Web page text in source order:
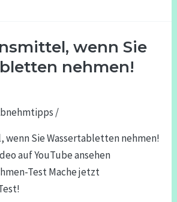
wenn Sie
nehmen!
/
wenn Sie Wassertabletten nehmen!
auf YouTube ansehen
Test Mache jetzt